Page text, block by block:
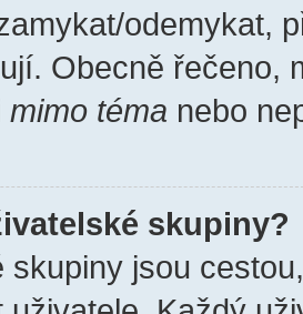
odemykat,
Obecně řečeno,
mimo téma nebo
skupiny?
skupiny jsou